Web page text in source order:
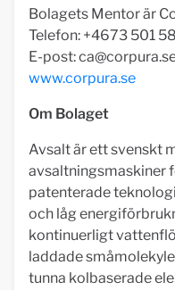
Bolagets Mentor är
Telefon: +4673 501
E-post:
www.corpura.se
Om Bolaget
Avsalt är ett svenskt
avsaltningsmaskiner
patenterade
och låg
kontinuerligt
laddade
tunna kolbaserade